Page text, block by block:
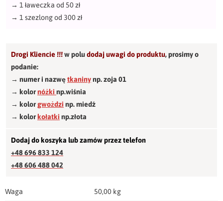
→ 1 ławeczka od 50 zł
→ 1 szezlong od 300 zł
Drogi Kliencie !!!w poludodaj uwagi do produktu,prosimy o
podanie:
→ numer i nazwętkaninynp. zoja 01
→ kolornóżki np.wiśnia
→ kolorgwożdzi np. miedź
→ kolorkołatki np.złota
Dodaj do koszyka lub zamów przez telefon
+48 696 833 124
+48 606 488 042
Waga 50,00 kg